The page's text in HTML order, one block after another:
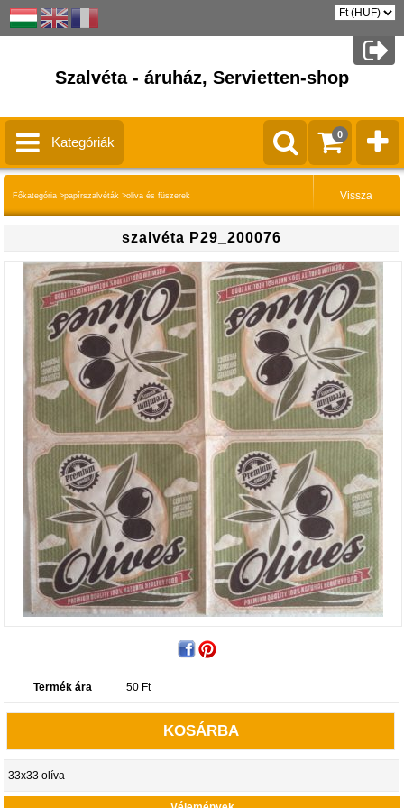
Szalvéta - áruház, Servietten-shop
Kategóriák 0
Főkategória >papírszalvéták>oliva és füszerek
szalvéta P29_200076
Termék ára 50 Ft
KOSÁRBA
33x33 olíva